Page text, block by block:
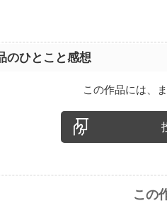
のひとこと感想
この作品には、
この